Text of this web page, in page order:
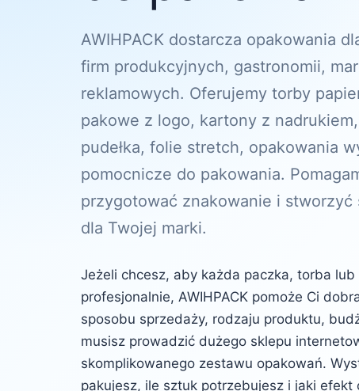
AWIHPACK dostarcza opakowania
firm produkcyjnych, gastronomii,
reklamowych. Oferujemy torby
pakowe z logo, kartony z
pudełka, folie stretch, opakowania
pomocnicze do pakowania.
przygotować znakowanie i stworzyć
dla Twojej marki.
Jeżeli chcesz, aby każda paczka, torba lub
profesjonalnie, AWIHPACK pomoże Ci
sposobu sprzedaży, rodzaju produktu,
musisz prowadzić dużego sklepu
skomplikowanego zestawu opakowań.
pakujesz, ile sztuk potrzebujesz i jaki efekt